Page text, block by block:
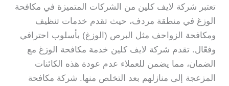
تعتبر شركة لايف كلين من الشركات المتميزة في مكافحة
الوزغ في منطقة مردف، حيث تقدم خدمات تنظيف
ومكافحة الزواحف مثل البرص (الوزغ) بأسلوب احترافي
وفعّال. تقدم شركة لايف كلين خدمة مكافحة الوزغ مع
الضمان، مما يضمن للعملاء عدم عودة هذه الكائنات
المزعجة إلى منازلهم بعد التخلص منها. شركة مكافحة